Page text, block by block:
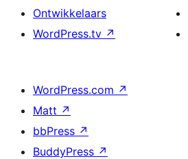
Ontwikkelaars
WordPress.tv ↗
WordPress.com ↗
Matt ↗
bbPress ↗
BuddyPress ↗